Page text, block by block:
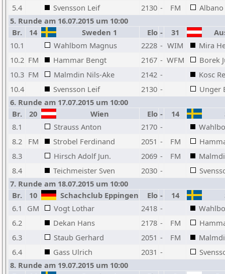
5.4
Svensson Leif 2130 - FM
5. Runde am 16.07.2015 um 10:00
Br.
14 Sweden 1 Elo - 31
10.1
Wahlbom Magnus 2228 - WIM
Mira
10.2 FM Hammar Bengt 2167 - WFM
Borek
10.3 FM Malmdin Nils-Ake 2142 -
Kosc
10.4
Svensson Leif 2130 -
Unger
6. Runde am 17.07.2015 um 10:00
Br.
20 Wien Elo - 14
8.1
Strauss Anton 2170 -
8.2
FM Strobel Ferdinand 2051 - FM
8.3
Hirsch Adolf Jun. 2069 - FM
8.4
Teichmeister Sven 2030 -
7. Runde am 18.07.2015 um 10:00
Br.
10 Schachclub Eppingen Elo - 14
6.1
GM Vogt Lothar 2418 -
6.2
Dekan Hans 2178 - FM
6.3
Staub Gerhard 2051 - FM
6.4
Gass Ulrich 2031 -
8. Runde am 19.07.2015 um 10:00